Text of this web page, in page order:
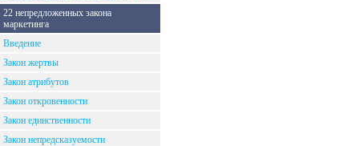
22 непредложенных закона
маркетинга
Введение
Закон жертвы
Закон атрибутов
Закон откровенности
Закон единственности
Закон непредсказуемости